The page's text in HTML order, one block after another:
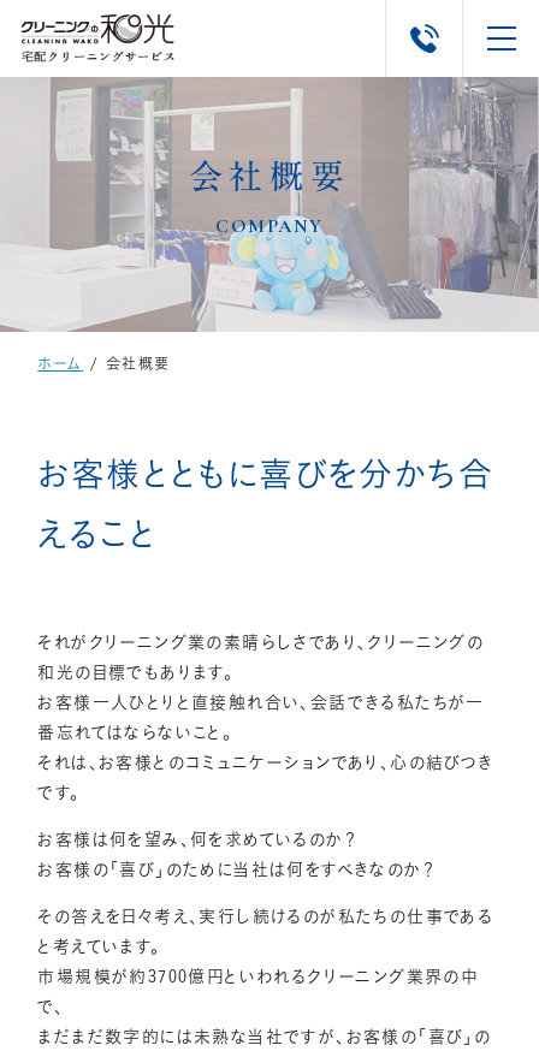
ホーム
クリーニングメニュー
はじめての方へ
TEL.042-461-2745
会社概要
COMPANY
ホーム / 会社概要
お客様とともに喜びを分かち合
えること
それがクリーニング業の素晴らしさであり、クリーニングの
和光の目標でもあります。
お客様一人ひとりと直接触れ合い、会話できる私たちが一
番忘れてはならないこと。
それは、お客様とのコミュニケーションであり、心の結びつき
です。
お客様は何を望み、何を求めているのか？
お客様の「喜び」のために当社は何をすべきなのか？
その答えを日々考え、実行し続けるのが私たちの仕事である
と考えています。
市場規模が約3700億円といわれるクリーニング業界の中
で、
まだまだ数字的には未熟な当社ですが、お客様の「喜び」の